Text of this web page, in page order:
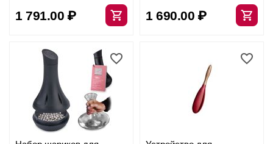
1 791.00 ₽ 1 690.00 ₽